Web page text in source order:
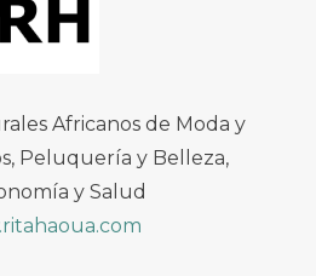
Africanos de Moda y
Peluquería y Belleza,
y Salud